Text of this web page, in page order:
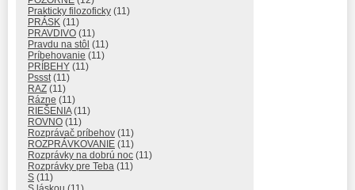
Prakticky filozoficky (11)
PRÁSK (11)
PRAVDIVO (11)
Pravdu na stôl (11)
Príbehovanie (11)
PRÍBEHY (11)
Pssst(11)
RAZ (11)
Rázne (11)
RIEŠENIA(11)
ROVNO (11)
Rozprávač príbehov (11)
ROZPRÁVKOVANIE (11)
Rozprávky na dobrú noc (11)
Rozprávky pre Teba (11)
S (11)